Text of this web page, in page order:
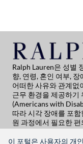
이 포털은 사용자의 개
Ralph Lauren은 성별
향, 연령, 혼인 여부,
어떠한 사유와 관계없
근무 환경을 제공하기
(Americans with
따라 시각 장애를 포
원 과정에서 필요한
하시면 Global People